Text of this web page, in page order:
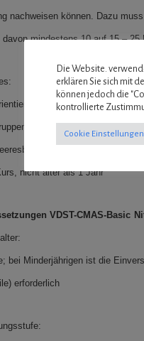
nachweisen können. Dazu
davon mindestens 10 auf 15 – 25
beim Tauchen“
und
nicht älter als 1 Jahr
VDST-CMAS-Basic
bei Minderjährigen ist die
erforderlich
Die Website.
erklären Sie sich mit
können jedoch die
kontrollierte
Cookie Einstellungen